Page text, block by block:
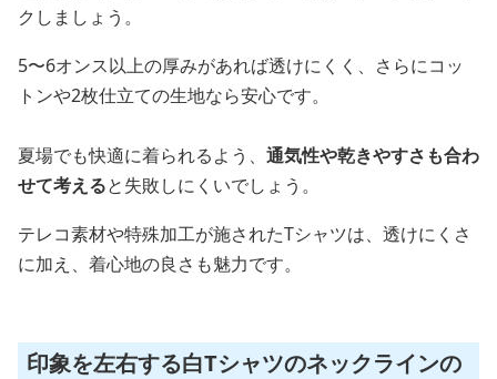
クしましょう。
5〜6オンス以上の厚みがあれば透けにくく、さらにコッ
トンや2枚仕立ての生地なら安心です。
夏場でも快適に着られるよう、 通気性や乾きやすさも合わ
せて考えると失敗しにくいでしょう。
テレコ素材や特殊加工が施されたTシャツは、透けにくさ
に加え、着心地の良さも魅力です。
印象を左右する白Tシャツのネックラインの